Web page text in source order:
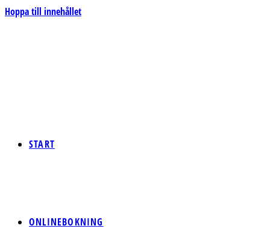
Hoppa till innehållet
START
ONLINEBOKNING